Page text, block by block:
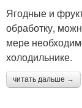
Ягодные и
обработку,
мере
холодильнике.
читать дальше →